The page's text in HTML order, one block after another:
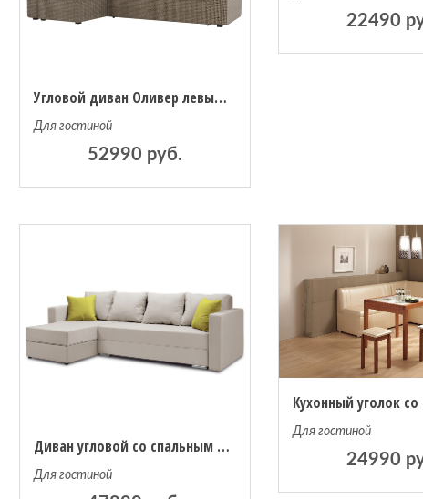
Угловой диван Оливер левый угол, рогожка корфу
Для гостиной
52990 руб.
22490
Диван угловой со спальным местом Саванна 2
Для гостиной
Для гостиной
24990